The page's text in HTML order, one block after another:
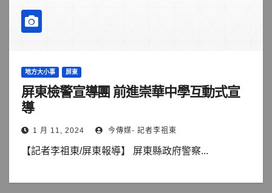
地方大小事 屏東
屏東檢警宣導團 前進崇華中學互動式宣
導
1 月 11, 2024 今傳媒- 記者李祖東
【記者李祖東/屏東報導】 屏東縣政府警察...